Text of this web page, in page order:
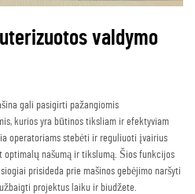
valdymo
gali pasigirti pažangiomis
kurios yra būtinos tiksliam ir efektyviam
operatoriams stebėti ir reguliuoti įvairius
našumą ir tikslumą. Šios funkcijos
prisideda prie mašinos gebėjimo naršyti
projektus laiku ir biudžete.